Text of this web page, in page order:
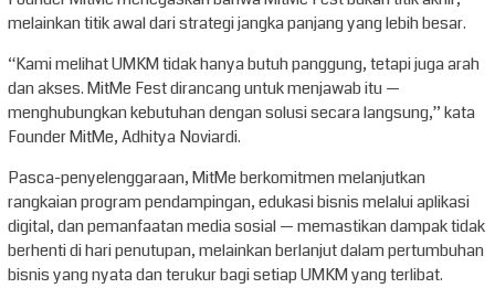
melainkan titik awal dari strategi jangka panjang yang lebih besar.
“Kami melihat UMKM tidak hanya butuh panggung, tetapi juga arah
dan akses. MitMe Fest dirancang untuk menjawab itu —
menghubungkan kebutuhan dengan solusi secara langsung,” kata
Founder MitMe, Adhitya Noviardi.
Pasca-penyelenggaraan, MitMe berkomitmen melanjutkan
rangkaian program pendampingan, edukasi bisnis melalui aplikasi
digital, dan pemanfaatan media sosial — memastikan dampak tidak
berhenti di hari penutupan, melainkan berlanjut dalam pertumbuhan
bisnis yang nyata dan terukur bagi setiap UMKM yang terlibat.